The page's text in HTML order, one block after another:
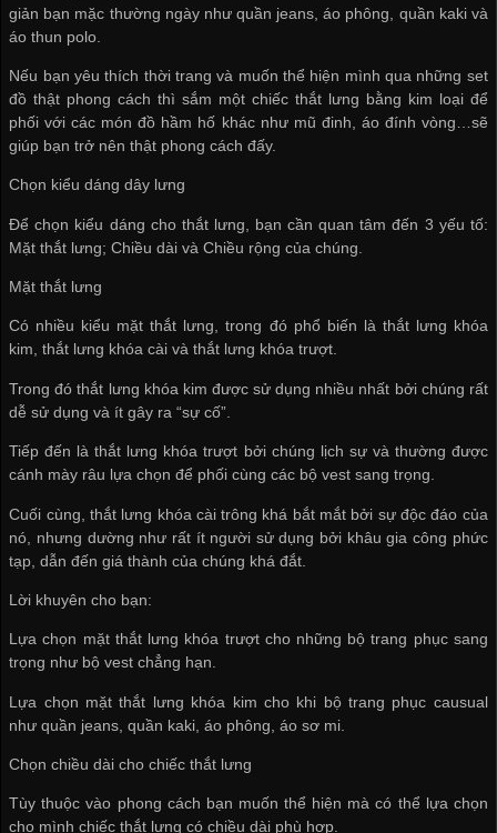
giản bạn mặc thường ngày như quần jeans, áo phông, quần kaki và
áo thun polo.
Nếu bạn yêu thích thời trang và muốn thể hiện mình qua những set
đồ thật phong cách thì sắm một chiếc thắt lưng bằng kim loại để
phối với các món đồ hầm hố khác như mũ đinh, áo đính vòng…sẽ
giúp bạn trở nên thật phong cách đấy.
Chọn kiểu dáng dây lưng
Để chọn kiểu dáng cho thắt lưng, bạn cần quan tâm đến 3 yếu tố:
Mặt thắt lưng; Chiều dài và Chiều rộng của chúng.
Mặt thắt lưng
Có nhiều kiểu mặt thắt lưng, trong đó phổ biến là thắt lưng khóa
kim, thắt lưng khóa cài và thắt lưng khóa trượt.
Trong đó thắt lưng khóa kim được sử dụng nhiều nhất bởi chúng rất
dễ sử dụng và ít gây ra “sự cố”.
Tiếp đến là thắt lưng khóa trượt bởi chúng lịch sự và thường được
cánh mày râu lựa chọn để phối cùng các bộ vest sang trọng.
Cuối cùng, thắt lưng khóa cài trông khá bắt mắt bởi sự độc đáo của
nó, nhưng dường như rất ít người sử dụng bởi khâu gia công phức
tạp, dẫn đến giá thành của chúng khá đắt.
Lời khuyên cho bạn:
Lựa chọn mặt thắt lưng khóa trượt cho những bộ trang phục sang
trọng như bộ vest chẳng hạn.
Lựa chọn mặt thắt lưng khóa kim cho khi bộ trang phục causual
như quần jeans, quần kaki, áo phông, áo sơ mi.
Chọn chiều dài cho chiếc thắt lưng
Tùy thuộc vào phong cách bạn muốn thể hiện mà có thể lựa chọn
cho mình chiếc thắt lưng có chiều dài phù hợp.